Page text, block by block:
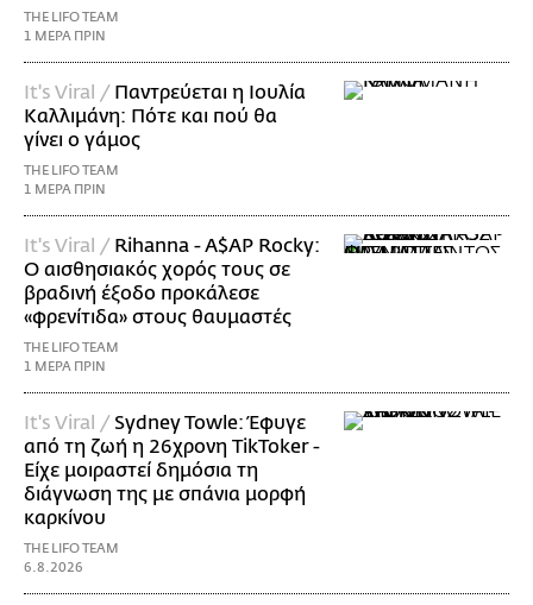
THE LIFO TEAM
1 ΜΕΡΑ ΠΡΙΝ
It's Viral / Παντρεύεται η Ιουλία
Καλλιμάνη: Πότε και πού θα
γίνει ο γάμος
THE LIFO TEAM
1 ΜΕΡΑ ΠΡΙΝ
It's Viral / Rihanna - A$AP Rocky:
Ο αισθησιακός χορός τους σε
βραδινή έξοδο προκάλεσε
«φρενίτιδα» στους θαυμαστές
THE LIFO TEAM
1 ΜΕΡΑ ΠΡΙΝ
It's Viral / Sydney Towle: Έφυγε
από τη ζωή η 26χρονη TikToker -
Είχε μοιραστεί δημόσια τη
διάγνωση της με σπάνια μορφή
καρκίνου
THE LIFO TEAM
6.8.2026